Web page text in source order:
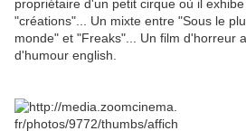
propriétaire d'un petit cirque où il
"créations"... Un mixte entre "Sous le
monde" et "Freaks"... Un film d'horreur
d'humour english.